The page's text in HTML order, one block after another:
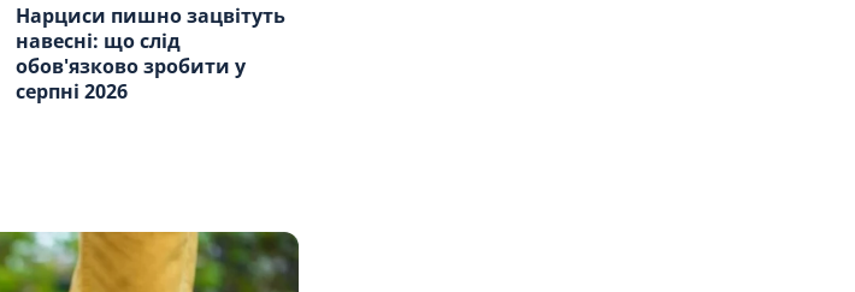
Нарциси пишно зацвітуть
навесні: що слід
обов'язково зробити у
серпні 2026